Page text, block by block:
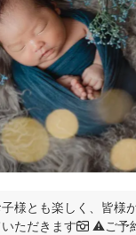
様とも楽しく、皆様
ただきます📷 ⚠️ご予